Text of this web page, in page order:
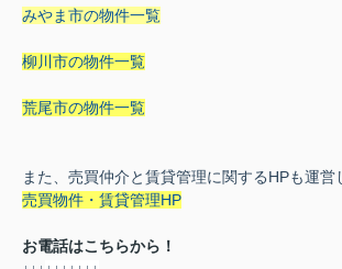
みやま市の物件一覧
柳川市の物件一覧
荒尾市の物件一覧
また、売買仲介と賃貸管理に関するHPも運営
売買物件・賃貸管理HP
お電話はこちらから！